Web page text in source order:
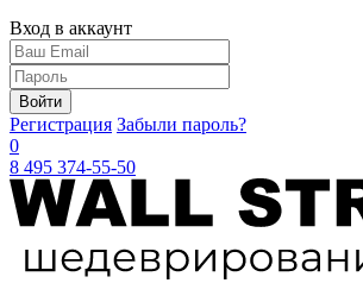
Вход в аккаунт
Войти
Регистрация Забыли пароль?
0
8 495 374-55-50